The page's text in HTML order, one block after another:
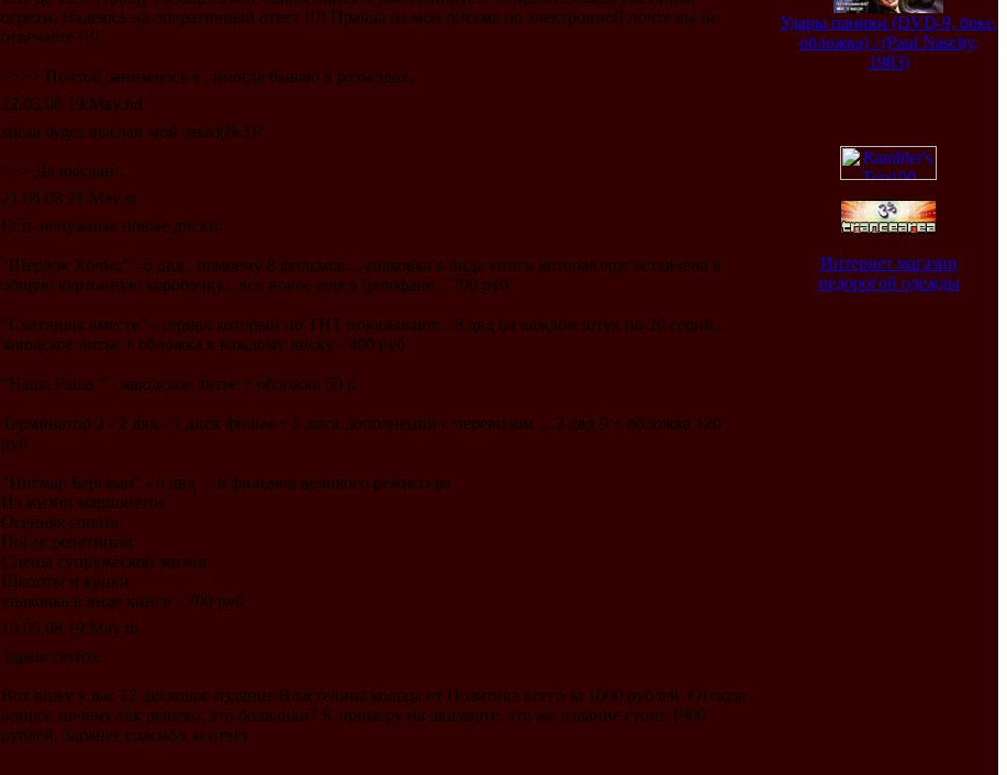
огрехи. Надеюсь на оперативный ответ !!!! Правда на мои письма по электронной почте вы не
отвечаете !!!!
>>>> Почтой занимаюсь я , иногда бываю в разъездах..
22.05.08 19:May:nd
когда будет выслан мой заказ(№3)?
>>> Да выслан...
21.05.08 21:May:st
Есть ненужные новые диски:
"Шерлок Холмс" - 6 двд , помоему 8 фильмов... упаковка в виде книги которая еще вставлена в
общую картонную коробочку... все новое еще в целофане... 700 руб
"Счатливы вместе" - сериал который по ТНТ показывают... 8 двд на каждом штук по 20 серий...
заводское литье + обложка к каждому диску - 400 руб
"Наша Раша " - заводское литье + обложка 50 р
Терминатор 2 - 2 двд - 1 диск фильм + 1 диск дополнений с переводом ... 2 двд 9 + обложка 120
руб
"Ингмар Бергман" - 6 двд ... 6 фильмов великого режиссера
Из жизни марионеток
Осенняя соната
После репетиции
Сцены супружеской жизни
Шепоты и крики
упаковка в виде книги - 700 руб
19.05.08 19:May:th
Здравствуйте
Вот вижу у вас 12 дисковое издание Властелина кольца от Позитива всего за 1000 рублей. Отсюда
вопрос почему так дешево, это болванки? К примеру на двдмарте, это же издание стоит 1900
рублей. Заранее спасибо за ответ
Удары паники (DVD-9, бокс,
обложка) / (Paul Naschy,
1983)
Интернет магазин
недорогой одежды